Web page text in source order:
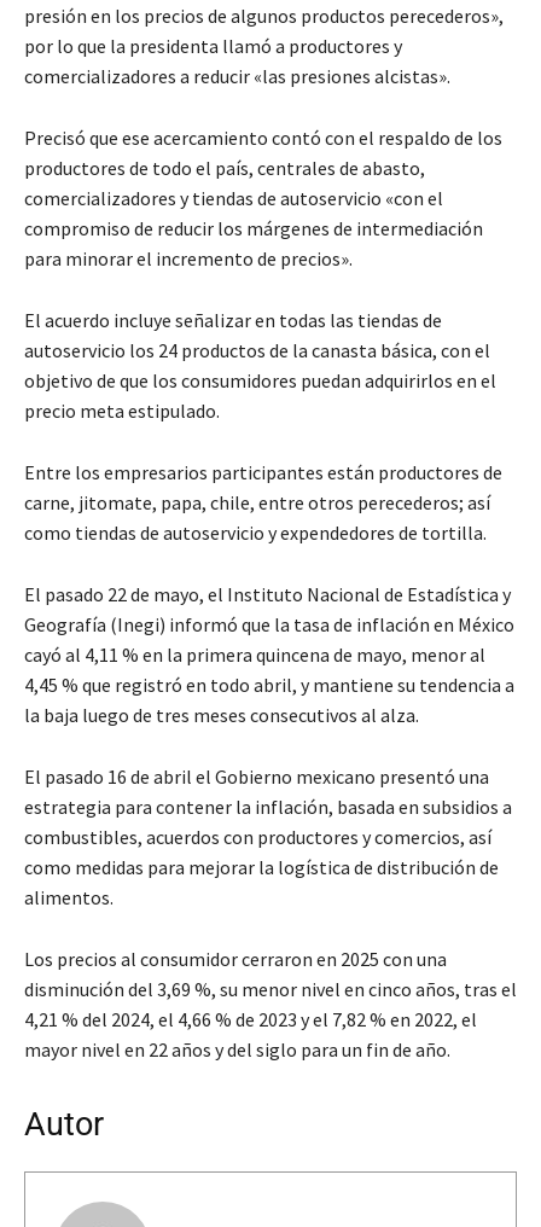
presión en los precios de algunos productos perecederos»,
por lo que la presidenta llamó a productores y
comercializadores a reducir «las presiones alcistas».
Precisó que ese acercamiento contó con el respaldo de los
productores de todo el país, centrales de abasto,
comercializadores y tiendas de autoservicio «con el
compromiso de reducir los márgenes de intermediación
para minorar el incremento de precios».
El acuerdo incluye señalizar en todas las tiendas de
autoservicio los 24 productos de la canasta básica, con el
objetivo de que los consumidores puedan adquirirlos en el
precio meta estipulado.
Entre los empresarios participantes están productores de
carne, jitomate, papa, chile, entre otros perecederos; así
como tiendas de autoservicio y expendedores de tortilla.
El pasado 22 de mayo, el Instituto Nacional de Estadística y
Geografía (Inegi) informó que la tasa de inflación en México
cayó al 4,11 % en la primera quincena de mayo, menor al
4,45 % que registró en todo abril, y mantiene su tendencia a
la baja luego de tres meses consecutivos al alza.
El pasado 16 de abril el Gobierno mexicano presentó una
estrategia para contener la inflación, basada en subsidios a
combustibles, acuerdos con productores y comercios, así
como medidas para mejorar la logística de distribución de
alimentos.
Los precios al consumidor cerraron en 2025 con una
disminución del 3,69 %, su menor nivel en cinco años, tras el
4,21 % del 2024, el 4,66 % de 2023 y el 7,82 % en 2022, el
mayor nivel en 22 años y del siglo para un fin de año.
Autor